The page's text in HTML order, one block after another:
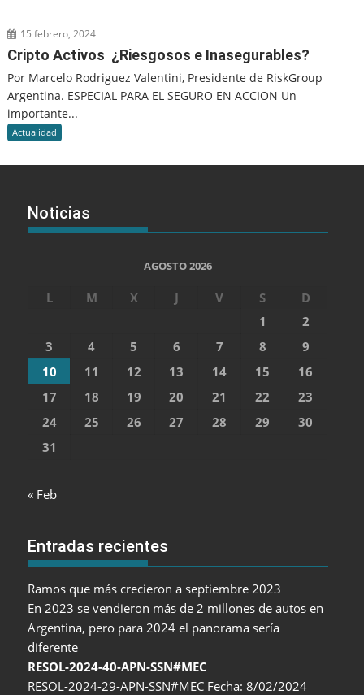
15 febrero, 2024
Cripto Activos ¿Riesgosos e Inasegurables?
Por Marcelo Rodriguez Valentini, Presidente de RiskGroup
Argentina. ESPECIAL PARA EL SEGURO EN ACCION Un
importante...
Actualidad
Noticias
AGOSTO 2026
L M X J V S
D
1
2
3
4 5 6 7 8
9
10
11 12 13 14 15
16
17
18 19 20 21 22
23
24
25 26 27 28 29
30
31
« Feb
Entradas recientes
Ramos que más crecieron a septiembre 2023
En 2023 se vendieron más de 2 millones de autos en
Argentina, pero para 2024 el panorama sería
diferente
RESOL-2024-40-APN-SSN#MEC
RESOL-2024-29-APN-SSN#MEC Fecha: 8/02/2024